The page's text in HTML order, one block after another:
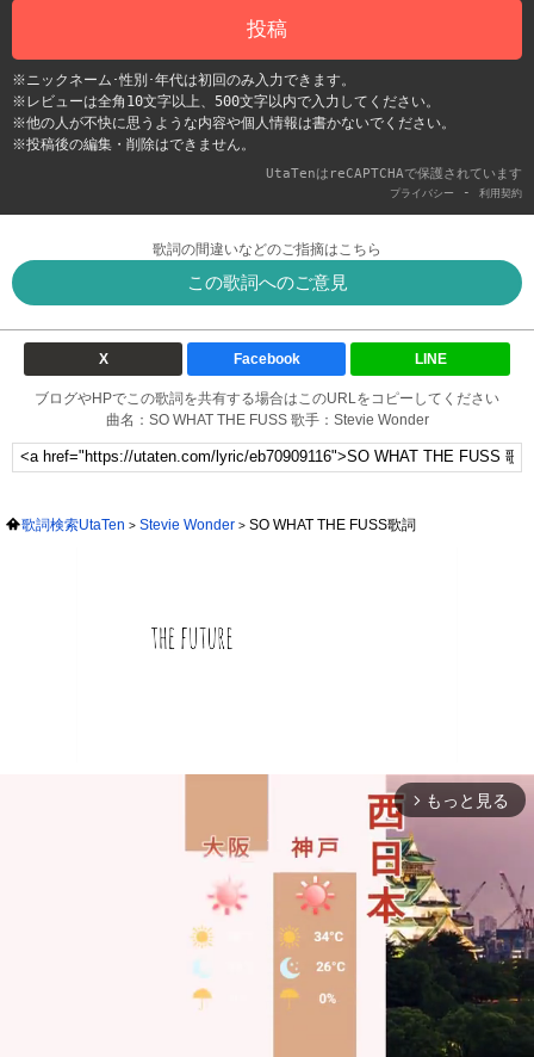
投稿
※ニックネーム･性別･年代は初回のみ入力できます。
※レビューは全角10文字以上、500文字以内で入力してください。
※他の人が不快に思うような内容や個人情報は書かないでください。
※投稿後の編集・削除はできません。
UtaTenはreCAPTCHAで保護されています
プライバシー - 利用契約
歌詞の間違いなどのご指摘はこちら
この歌詞へのご意見
X Facebook LINE
ブログやHPでこの歌詞を共有する場合はこのURLをコピーしてください
曲名：SO WHAT THE FUSS 歌手：Stevie Wonder
歌詞検索UtaTen Stevie Wonder SO WHAT THE FUSS歌詞
arrow_forward_ios もっと見る